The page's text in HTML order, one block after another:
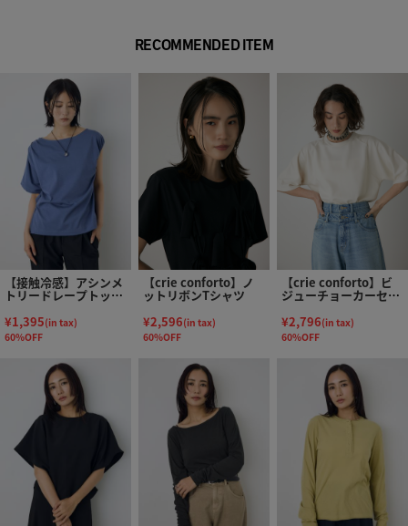
RECOMMENDED ITEM
【接触冷感】アシンメ
トリードレープトップ
¥1,395(in tax)
60%OFF
【crie conforto】ノ
ットリボンTシャツ
¥2,596(in tax)
60%OFF
【crie conforto】ビ
ジューチョーカーセッ
トカットソー
¥2,796(in tax)
60%OFF